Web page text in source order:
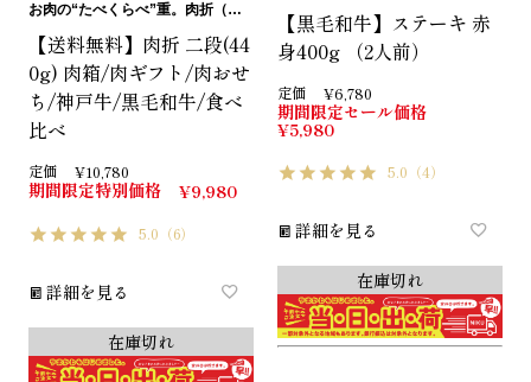
お肉の“たべくらべ”重。肉折（にくおり）
【送料無料】肉折 二段(44
0g) 肉箱/肉ギフト/肉おせ
ち/神戸牛/黒毛和牛/食べ
比べ
定価 ¥10,780
期間限定特別価格 ¥9,980
5.0 （6）
詳細を見る
在庫切れ
【黒毛和牛】ステーキ 赤
身400g （2人前）
定価 ¥6,780
期間限定セール価格
¥5,980
5.0 （4）
詳細を見る
在庫切れ